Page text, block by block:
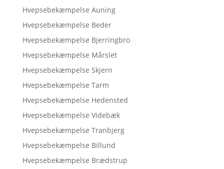
Hvepsebekæmpelse Auning
Hvepsebekæmpelse Beder
Hvepsebekæmpelse Bjerringbro
Hvepsebekæmpelse Mårslet
Hvepsebekæmpelse Skjern
Hvepsebekæmpelse Tarm
Hvepsebekæmpelse Hedensted
Hvepsebekæmpelse Videbæk
Hvepsebekæmpelse Tranbjerg
Hvepsebekæmpelse Billund
Hvepsebekæmpelse Brædstrup